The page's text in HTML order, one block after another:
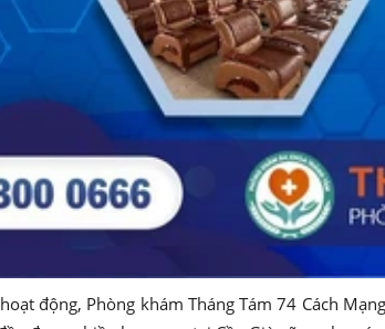
động, Phòng khám Tháng Tám 74 Cách